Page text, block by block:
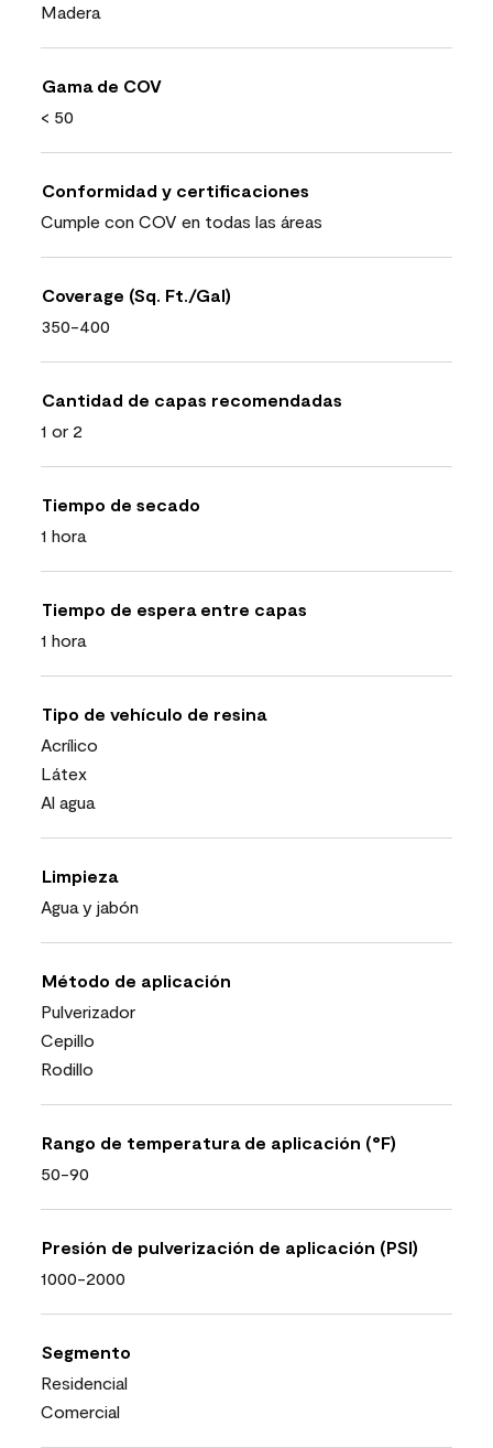
Madera
Gama de COV
< 50
Conformidad y certificaciones
Cumple con COV en todas las áreas
Coverage (Sq. Ft./Gal)
350-400
Cantidad de capas recomendadas
1 or 2
Tiempo de secado
1 hora
Tiempo de espera entre capas
1 hora
Tipo de vehículo de resina
Acrílico
Látex
Al agua
Limpieza
Agua y jabón
Método de aplicación
Pulverizador
Cepillo
Rodillo
Rango de temperatura de aplicación (°F)
50-90
Presión de pulverización de aplicación (PSI)
1000-2000
Segmento
Residencial
Comercial